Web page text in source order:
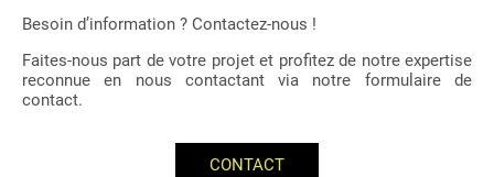
Besoin d’information ? Contactez-nous !
Faites-nous part de votre projet et profitez de notre expertise
reconnue en nous contactant via notre formulaire de
contact.
CONTACT